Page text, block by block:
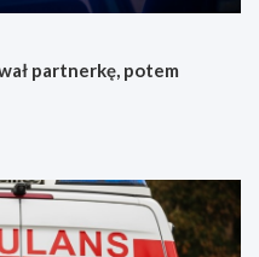
partnerkę, potem